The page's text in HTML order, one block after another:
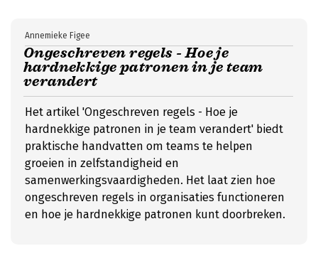
Ongeschreven regels - Hoe je
hardnekkige patronen in je team
verandert
Annemieke Figee
Het artikel 'Ongeschreven regels - Hoe je
hardnekkige patronen in je team verandert' biedt
praktische handvatten om teams te helpen
groeien in zelfstandigheid en
samenwerkingsvaardigheden. Het laat zien hoe
ongeschreven regels in organisaties functioneren
en hoe je hardnekkige patronen kunt doorbreken.